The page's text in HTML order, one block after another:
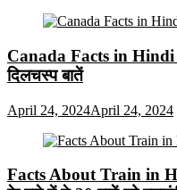
Canada Facts in Hindi
दिलचस्प बातें
April 24, 2024April 24, 2024
Facts About Train in